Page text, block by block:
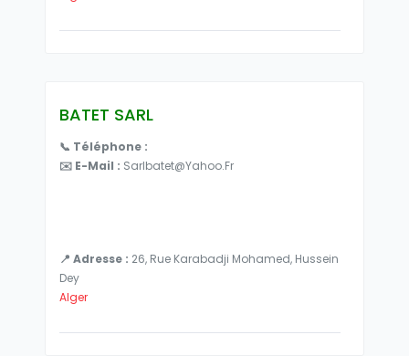
BATET SARL
📞 Téléphone :
✉️ E-Mail : Sarlbatet@yahoo.fr
📍 Adresse : 26, Rue Karabadji Mohamed, Hussein
Dey
Alger